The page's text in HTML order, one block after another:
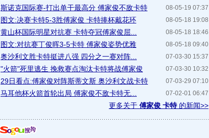
08-05-19 07:37
斯诺克国际赛-打出单干最高分 傅家俊不敌卡特
08-05-18 19:08
图文:决赛卡特5-3胜傅家俊 卡特捧杯戴花环
08-05-18 18:46
黄山杯国际明星对抗赛 卡特夺冠傅家俊屈...
08-05-18 09:40
图文:对抗赛丁俊晖3-5卡特 傅家俊姿势优雅
07-03-30 15:37
奥沙利文胜卡特挺进八强 四分之一赛对阵...
07-03-30 10:32
"火箭"死里逃生 挽救赛点淘汰卡特将战傅家俊
07-03-29 07:10
29日看点:傅家俊对阵斯蒂文斯 奥沙利文战卡特
07-02-01 06:47
马耳他杯火箭首轮出局 傅家俊不敌卡特无...
更多关于 傅家俊 卡特 的新闻>>